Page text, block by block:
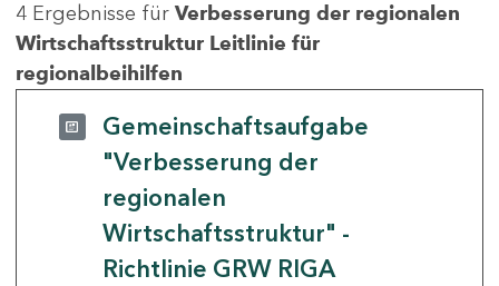
4 Ergebnisse für Verbesserung der regionalen
Wirtschaftsstruktur Leitlinie für
regionalbeihilfen
Gemeinschaftsaufgabe
"Verbesserung der
regionalen
Wirtschaftsstruktur" -
Richtlinie GRW RIGA